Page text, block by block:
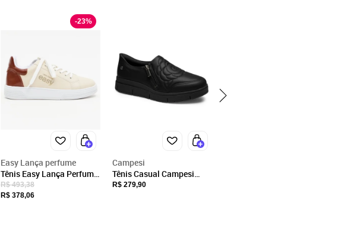
-23%
Easy Lança perfume
Tênis Easy Lança Perfume
Casual Side Ou26 Bege
Feminino
R$ 493,38
R$ 378,06
Campesi
Tênis Casual Campesi
CP858 Feminino - Preto
R$ 279,90